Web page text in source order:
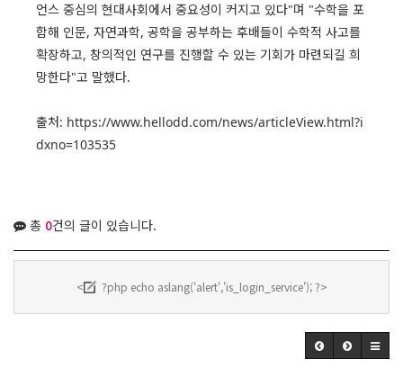
언스 중심의 현대사회에서 중요성이 커지고 있다"며 "수학을 포
함해 인문, 자연과학, 공학을 공부하는 후배들이 수학적 사고를
확장하고, 창의적인 연구를 진행할 수 있는 기회가 마련되길 희
망한다"고 말했다.
출처: https://www.hellodd.com/news/articleView.html?i
dxno=103535
총 0건의 글이 있습니다.
< ?php echo aslang('alert','is_login_service'); ?>